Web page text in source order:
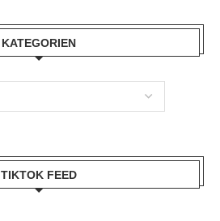
KATEGORIEN
TIKTOK FEED